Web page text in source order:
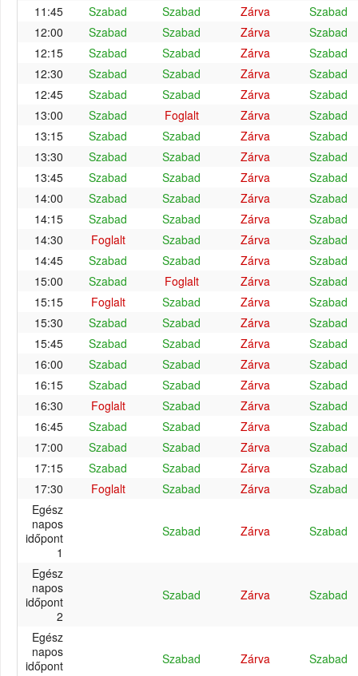
11:45
Szabad Szabad Zárva
Szabad
12:00
Szabad Szabad Zárva
Szabad
12:15
Szabad Szabad Zárva
Szabad
12:30
Szabad Szabad Zárva
Szabad
12:45
Szabad Szabad Zárva
Szabad
13:00
Szabad Foglalt Zárva
Szabad
13:15
Szabad Szabad Zárva
Szabad
13:30
Szabad Szabad Zárva
Szabad
13:45
Szabad Szabad Zárva
Szabad
14:00
Szabad Szabad Zárva
Szabad
14:15
Szabad Szabad Zárva
Szabad
14:30
Foglalt Szabad Zárva
Szabad
14:45
Szabad Szabad Zárva
Szabad
15:00
Szabad Foglalt Zárva
Szabad
15:15
Foglalt Szabad Zárva
Szabad
15:30
Szabad Szabad Zárva
Szabad
15:45
Szabad Szabad Zárva
Szabad
16:00
Szabad Szabad Zárva
Szabad
16:15
Szabad Szabad Zárva
Szabad
16:30
Foglalt Szabad Zárva
Szabad
16:45
Szabad Szabad Zárva
Szabad
17:00
Szabad Szabad Zárva
Szabad
17:15
Szabad Szabad Zárva
Szabad
17:30
Foglalt Szabad Zárva
Szabad
Egész
napos
időpont
1
Szabad Zárva Szabad
Egész
napos
időpont
2
Szabad Zárva Szabad
Egész
napos
időpont
Szabad Zárva Szabad